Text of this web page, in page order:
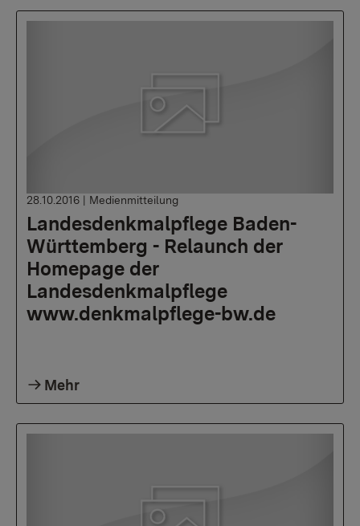
Landesdenkmalpflege Baden-
Württemberg - Relaunch der
Homepage der
Landesdenkmalpflege
www.denkmalpflege-bw.de
28.10.2016 | Medienmitteilung
Mehr